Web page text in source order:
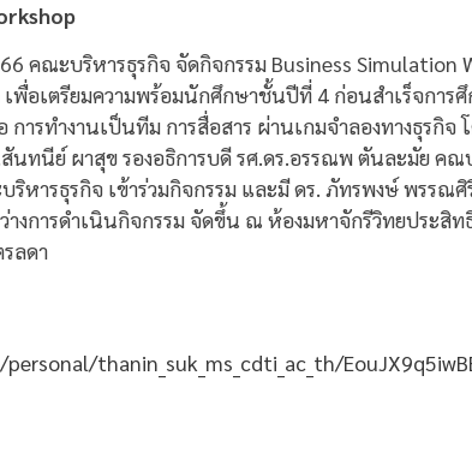
คณะบริหารธุรกิจ จัดกิจกรรม Business Simulation
พื่อเตรียมความพร้อมนักศึกษาชั้นปีที่ 4 ก่อนสำเร็จการ
การทำงานเป็นทีม การสื่อสาร ผ่านเกมจำลองทางธุร
นทนีย์ ผาสุข รองอธิการบดี รศ.ดร.อรรณพ ตันละมัย ค
หารธุรกิจ เข้าร่วมกิจกรรม และมี ดร. ภัทรพงษ์ พรรณ
งการดำเนินกิจกรรม จัดขึ้น ณ ห้องมหาจักรีวิทยประสิ
ลดา
thanin_suk_ms_cdti_ac_th/